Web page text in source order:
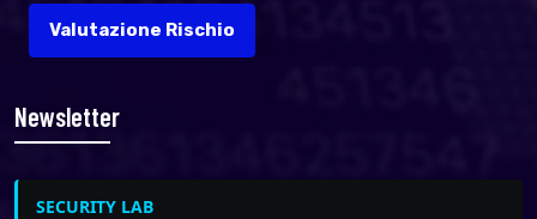
Valutazione Rischio
Newsletter
SECURITY LAB